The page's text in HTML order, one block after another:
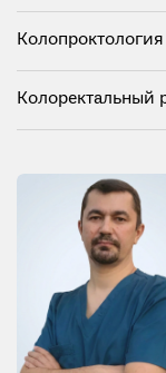
Колопроктология
Колоректальный